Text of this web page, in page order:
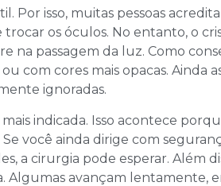
Por isso, muitas pessoas
os óculos. No entanto, o
na passagem da luz. Como
com cores mais opacas. Ainda
ignoradas.
indicada. Isso acontece
você ainda dirige com
a cirurgia pode esperar. Além
avançam lentamente,